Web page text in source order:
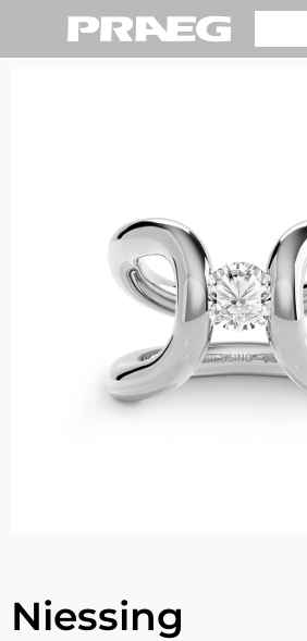
Niessing